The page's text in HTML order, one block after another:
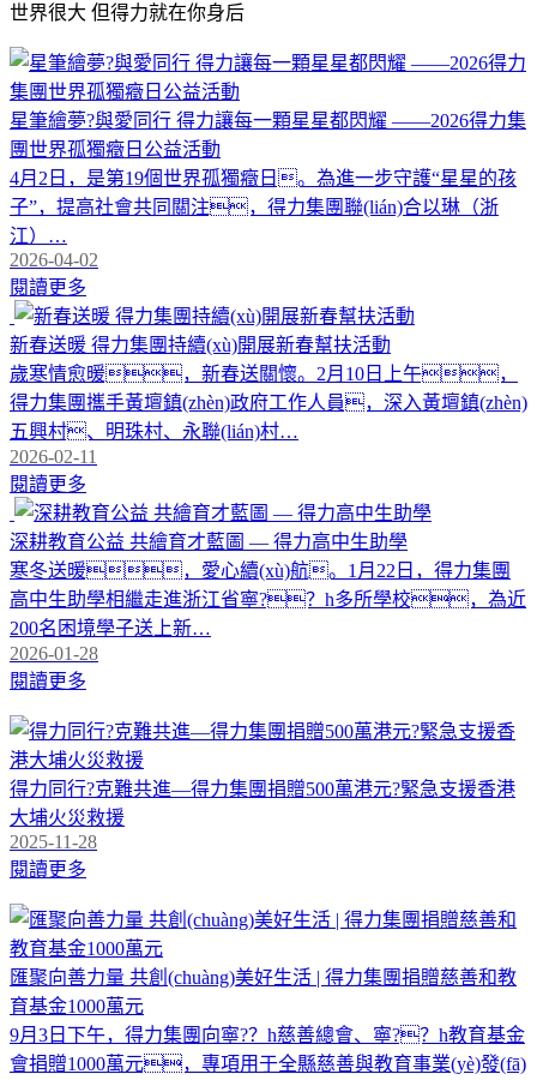
世界很大 但得力就在你身后
星筆繪夢?與愛同行 得力讓每一顆星星都閃耀 ——2026得力集
團世界孤獨癥日公益活動
4月2日，是第19個世界孤獨癥日。為進一步守護“星星的孩
子”，提高社會共同關注，得力集團聯(lián)合以琳（浙
江）…
2026-04-02
閱讀更多
新春送暖 得力集團持續(xù)開展新春幫扶活動
歲寒情愈暖，新春送關懷。2月10日上午，
得力集團攜手黃壇鎮(zhèn)政府工作人員，深入黃壇鎮(zhèn)
五興村、明珠村、永聯(lián)村…
2026-02-11
閱讀更多
深耕教育公益 共繪育才藍圖 — 得力高中生助學
寒冬送暖，愛心續(xù)航。1月22日，得力集團
高中生助學相繼走進浙江省寧?？h多所學校，為近
200名困境學子送上新…
2026-01-28
閱讀更多
得力同行?克難共進—得力集團捐贈500萬港元?緊急支援香港
大埔火災救援
2025-11-28
閱讀更多
匯聚向善力量 共創(chuàng)美好生活 | 得力集團捐贈慈善和教
育基金1000萬元
9月3日下午，得力集團向寧?？h慈善總會、寧?？h教育基金
會捐贈1000萬元，專項用于全縣慈善與教育事業(yè)發(fā)